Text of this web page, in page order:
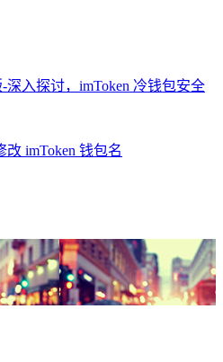
深入探讨，imToken 冷钱包安全
imToken 钱包名